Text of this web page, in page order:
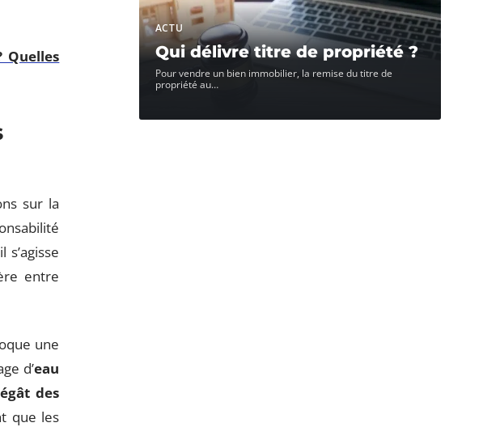
Quelles
sur la
entre
une
d’eau
des
que les
ACTU
Qui délivre titre de propriété ?
Pour vendre un bien immobilier, la remise du titre de
propriété au…